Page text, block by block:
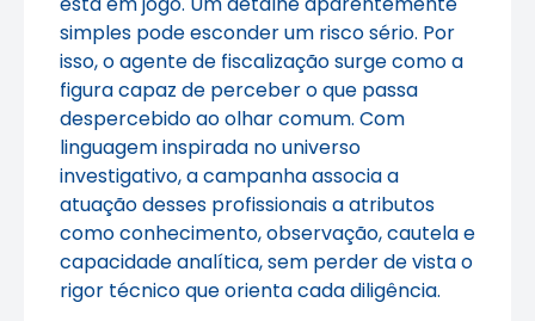
simples pode esconder um risco sério. Por
isso, o agente de fiscalização surge como a
figura capaz de perceber o que passa
despercebido ao olhar comum. Com
linguagem inspirada no universo
investigativo, a campanha associa a
atuação desses profissionais a atributos
como conhecimento, observação, cautela e
capacidade analítica, sem perder de vista o
rigor técnico que orienta cada diligência.